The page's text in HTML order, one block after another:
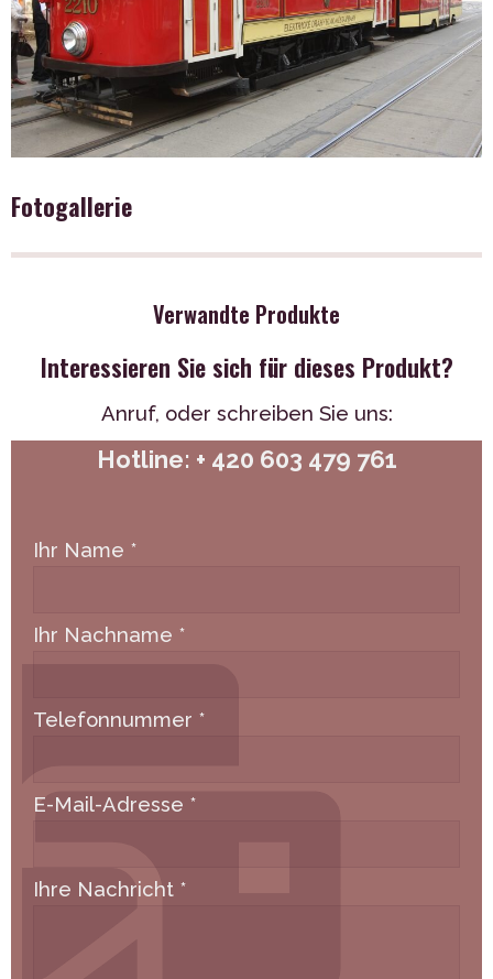
Fotogallerie
Verwandte Produkte
Interessieren Sie sich für dieses Produkt?
Anruf, oder schreiben Sie uns:
Hotline: + 420 603 479 761
Ihr Name *
Ihr Nachname *
Telefonnummer *
E-Mail-Adresse *
Ihre Nachricht *